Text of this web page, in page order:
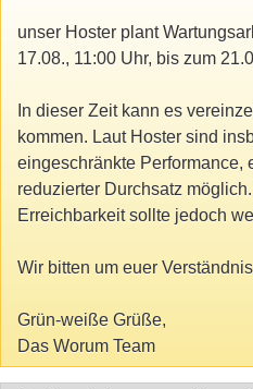
unser Hoster plant
17.08., 11:00 Uhr, bis zum
In dieser Zeit kann es
kommen. Laut Hoster sind
eingeschränkte Performance,
reduzierter Durchsatz
Erreichbarkeit sollte jedoch
Wir bitten um euer
Grün-weiße Grüße,
Das Worum Team